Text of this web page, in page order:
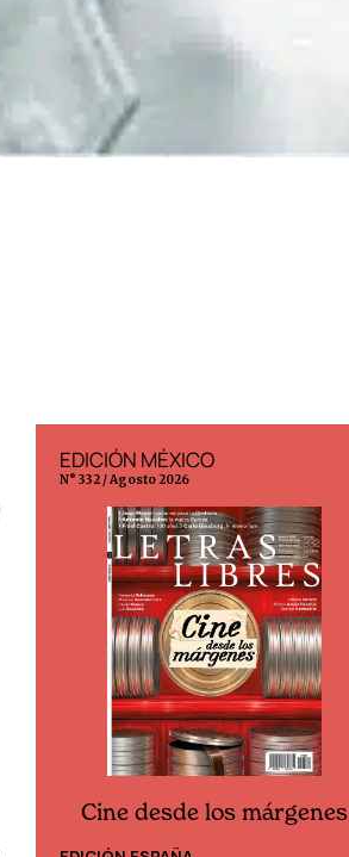
EDICIÓN MÉXICO
N° 332 / Agosto 2026
Cine desde los márgenes